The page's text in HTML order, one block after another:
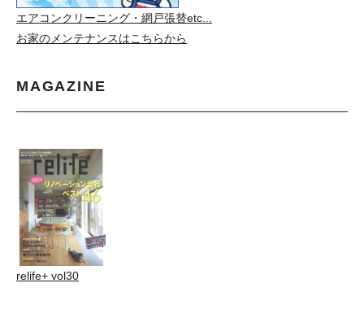
エアコンクリーニング・網戸張替etc...
お家のメンテナンスはこちらから
MAGAZINE
relife+ vol30